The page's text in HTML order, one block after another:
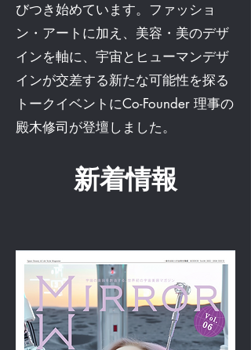
びつき始めています。ファッショ
ン・アートに加え、美容・美のデザ
インを軸に、宇宙とヒューマンデザ
インが交差する新たな可能性を探る
トークイベントにCo-Founder 理事の
殿木修司が登壇しました。
新着情報